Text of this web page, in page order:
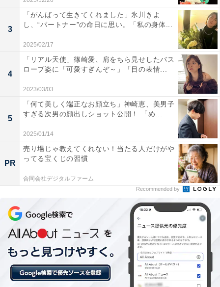
3
「がんばって生きてくれました」氷川きよ
し、“パートナー”の命日に思い。「私の身体...
2025/02/17
4
「リアル天使」篠崎愛、肩をちら見せしたバス
ローブ姿に「可愛すぎんぞ～」「目の表情...
2023/03/03
5
「何て美しく端正なお顔立ち」神崎恵、美男子
すぎる次男の顔出しショット公開！ 「め...
2025/01/14
PR
売り場じゃ教えてくれない！当たる人だけがや
ってる宝くじの習慣
合同会社デジタルファーム
Recommended by